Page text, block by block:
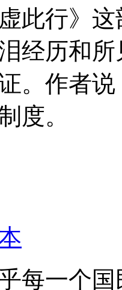
此行》
经历和
。作者
度。
每一个